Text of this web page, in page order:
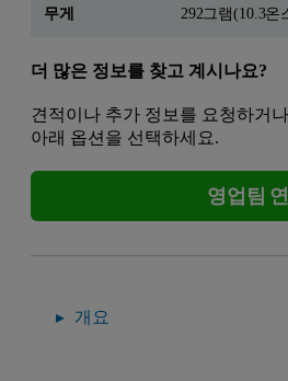
무게 292그램(10.3온
더 많은 정보를 찾고 계시나요?
견적이나 추가 정보를 요청하거
아래 옵션을 선택하세요.
영업팀
개요